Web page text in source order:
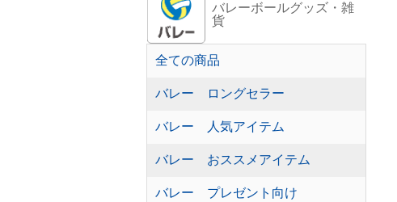
バレーボールグッズ・雑
貨
全ての商品
バレー ロングセラー
バレー 人気アイテム
バレー おススメアイテム
バレー プレゼント向け